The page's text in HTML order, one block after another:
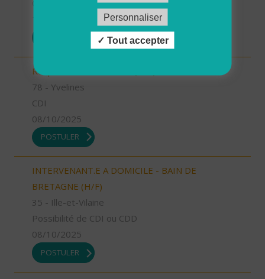
Responsable de secteur (H/F)
78 - Yvelines
CDI
08/10/2025
POSTULER
INTERVENANT.E A DOMICILE - BAIN DE
BRETAGNE (H/F)
35 - Ille-et-Vilaine
Possibilité de CDI ou CDD
08/10/2025
POSTULER
Personnaliser
Tout accepter